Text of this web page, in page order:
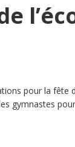
pour la fête
gymnastes